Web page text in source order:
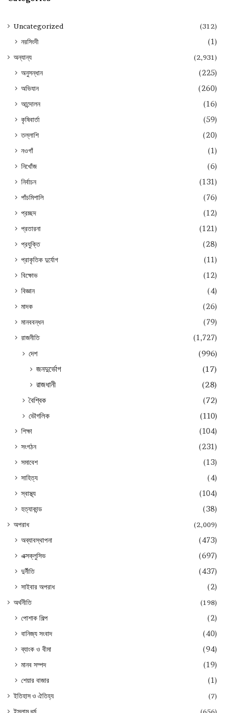
Uncategorized (312)
নরসিংদী (1)
অন্যান্য (2,931)
অনুসন্ধান
(225)
অভিযান
(260)
আন্দোলন
(16)
কৃষিবার্তা
(59)
তল্লাশি
(20)
নওগাঁ
(1)
নিখোঁজ
(6)
নির্বাচন
(131)
পাঁচমিশালি
(76)
প্রচ্ছদ
(12)
প্রতারনা
(121)
প্রযুক্তি
(28)
প্রাকৃতিক দুর্যোগ
(11)
বিক্ষোভ
(12)
বিজ্ঞান
(4)
মাদক
(26)
মানববন্ধন
(79)
রাজনীতি
(1,727)
দেশ
(996)
জনদুর্ভোগ
(17)
রাজধানী
(28)
বৈশ্বিক
(72)
ভৌগলিক
(110)
শিক্ষা
(104)
সংগঠন
(231)
সমাবেশ
(13)
সাহিত্য
(4)
স্বাস্থ্য
(104)
হত্যাকান্ড
(38)
অপরাধ (2,009)
অব্যাবস্থাপনা
(473)
এক্সক্লুসিভ
(697)
দুর্নীতি
(437)
সাইবার অপরাধ
(2)
অর্থনীতি (198)
পোশাক শিল্প
(2)
বানিজ্য সংবাদ
(40)
ব্যাংক ও বীমা
(94)
মানব সম্পদ
(19)
শেয়ার বাজার
(1)
ইতিহাস ও ঐতিহ্য
(7)